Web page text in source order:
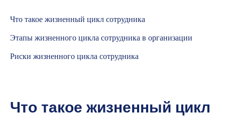
Что такое жизненный цикл сотрудника
Этапы жизненного цикла сотрудника в организации
Риски жизненного цикла сотрудника
Что такое жизненный цикл